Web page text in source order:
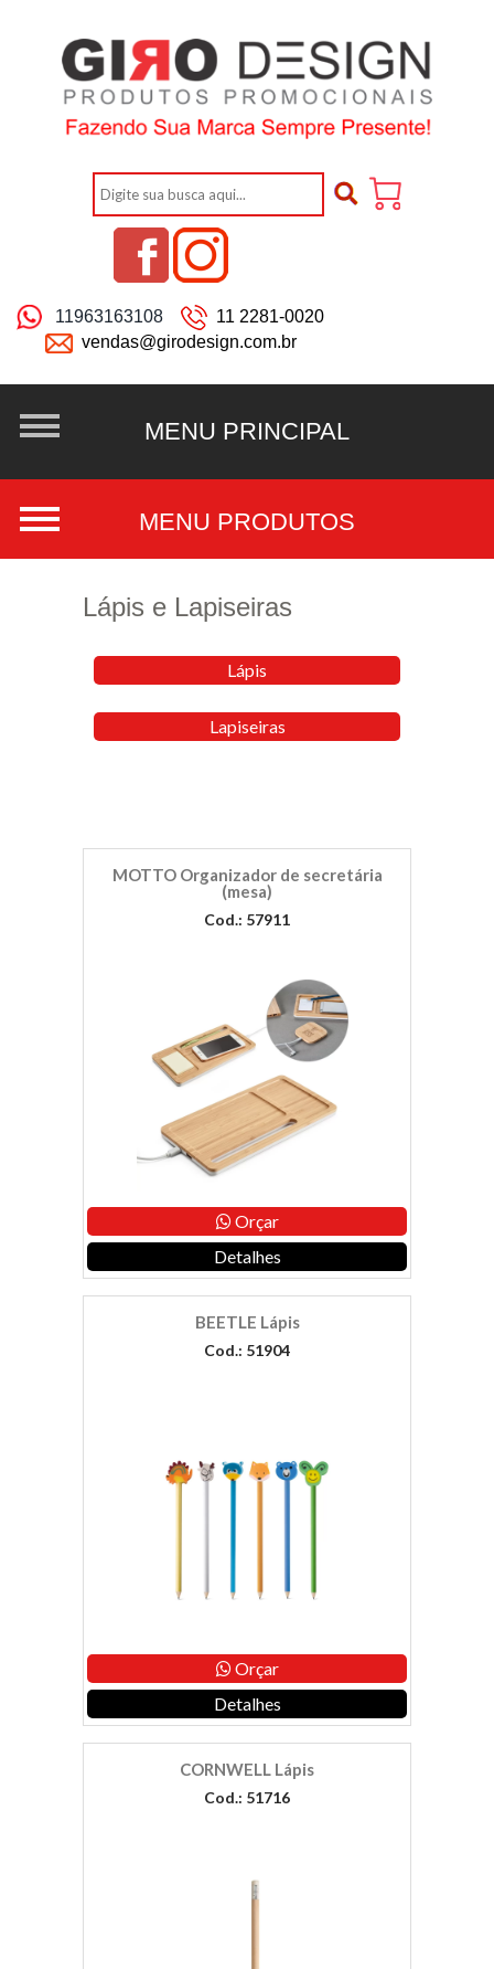
11963163108
11 2281-0020
vendas@girodesign.com.br
Lápis e Lapiseiras
Lápis
Lapiseiras
MOTTO Organizador de secretária
(mesa)
Cod.: 57911
Orçar
Detalhes
BEETLE Lápis
Cod.: 51904
Orçar
Detalhes
CORNWELL Lápis
Cod.: 51716